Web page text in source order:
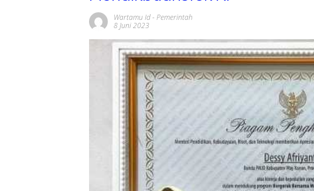
Wartamu Id- Pemerintah
8 Juni 2023